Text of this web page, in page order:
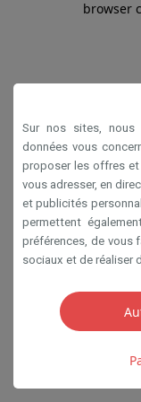
browser
Sur nos sites, nous
données vous
proposer les offres
vous adresser, en
et publicités
permettent
préférences, de vous
sociaux et de réaliser